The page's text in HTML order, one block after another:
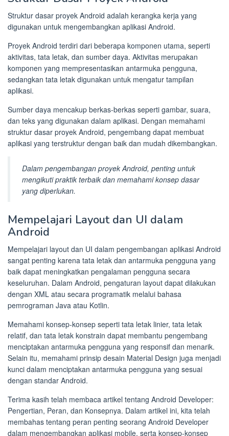
Struktur dasar proyek Android adalah kerangka kerja yang
digunakan untuk mengembangkan aplikasi Android.
Proyek Android terdiri dari beberapa komponen utama, seperti
aktivitas, tata letak, dan sumber daya. Aktivitas merupakan
komponen yang mempresentasikan antarmuka pengguna,
sedangkan tata letak digunakan untuk mengatur tampilan
aplikasi.
Sumber daya mencakup berkas-berkas seperti gambar, suara,
dan teks yang digunakan dalam aplikasi. Dengan memahami
struktur dasar proyek Android, pengembang dapat membuat
aplikasi yang terstruktur dengan baik dan mudah dikembangkan.
Dalam pengembangan proyek Android, penting untuk
mengikuti praktik terbaik dan memahami konsep dasar
yang diperlukan.
Mempelajari Layout dan UI dalam
Android
Mempelajari layout dan UI dalam pengembangan aplikasi Android
sangat penting karena tata letak dan antarmuka pengguna yang
baik dapat meningkatkan pengalaman pengguna secara
keseluruhan. Dalam Android, pengaturan layout dapat dilakukan
dengan XML atau secara programatik melalui bahasa
pemrograman Java atau Kotlin.
Memahami konsep-konsep seperti tata letak linier, tata letak
relatif, dan tata letak konstrain dapat membantu pengembang
menciptakan antarmuka pengguna yang responsif dan menarik.
Selain itu, memahami prinsip desain Material Design juga menjadi
kunci dalam menciptakan antarmuka pengguna yang sesuai
dengan standar Android.
Terima kasih telah membaca artikel tentang Android Developer:
Pengertian, Peran, dan Konsepnya. Dalam artikel ini, kita telah
membahas tentang peran penting seorang Android Developer
dalam mengembangkan aplikasi mobile, serta konsep-konsep